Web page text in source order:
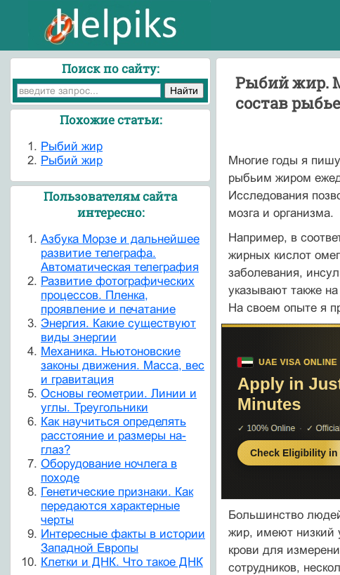
Рыбий жир.
состав
Многие годы я
рыбьим жиром
Исследования
мозга и организма.
Например, в
жирных кислот
заболевания,
указывают также
На своем опыте я
Большинство
жир, имеют низкий
крови для
сотрудников,
Поиск по сайту:
Похожие статьи:
Рыбий жир
Рыбий жир
Пользователям сайта
интересно:
Азбука Морзе и дальнейшее
развитие телеграфа.
Автоматическая телеграфия
Развитие фотографических
процессов. Пленка,
проявление и печатание
Энергия. Какие существуют
виды энергии
Механика. Ньютоновские
законы движения. Масса, вес
и гравитация
Основы геометрии. Линии и
углы. Треугольники
Как научиться определять
расстояние и размеры на-
глаз?
Оборудование ночлега в
походе
Генетические признаки. Как
передаются характерные
черты
Интересные факты в истории
Западной Европы
Клетки и ДНК. Что такое ДНК